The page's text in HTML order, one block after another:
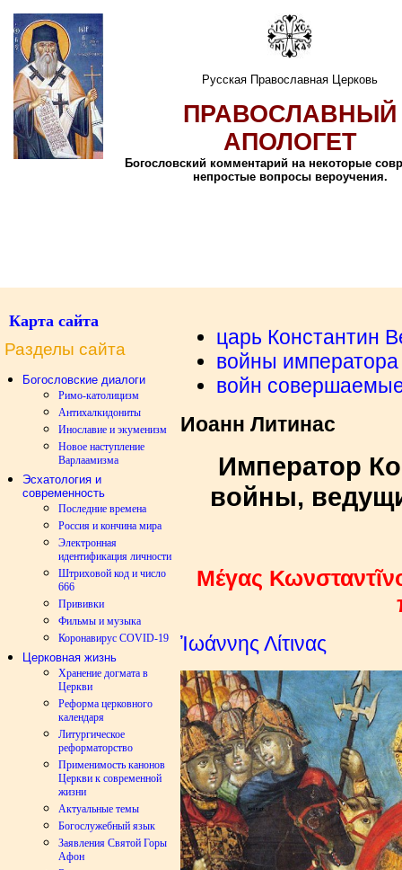
Русская Православная Церковь
ПРАВОСЛАВНЫЙ
АПОЛОГЕТ
Богословский комментарий на некоторые
непростые вопросы вероучения.
Карта сайта
Разделы сайта
Богословские диалоги
Римо-католицизм
Антихалкидониты
Инославие и экуменизм
Новое наступление
Варлаамизма
Эсхатология и
современность
Последние времена
Россия и кончина мира
Электронная
идентификация личности
Штриховой код и число
666
Прививки
Фильмы и музыка
Коронавирус COVID-19
Церковная жизнь
Хранение догмата в
Церкви
Реформа церковного
календаря
Литургическое
реформаторство
Применимость канонов
Церкви к современной
жизни
Актуальные темы
Богослужебный язык
Заявления Святой Горы
Афон
царь Константин
войны
войн
Иоанн Литинас
Император
войны,
Μέγας
Ἰωάννης Λίτινας